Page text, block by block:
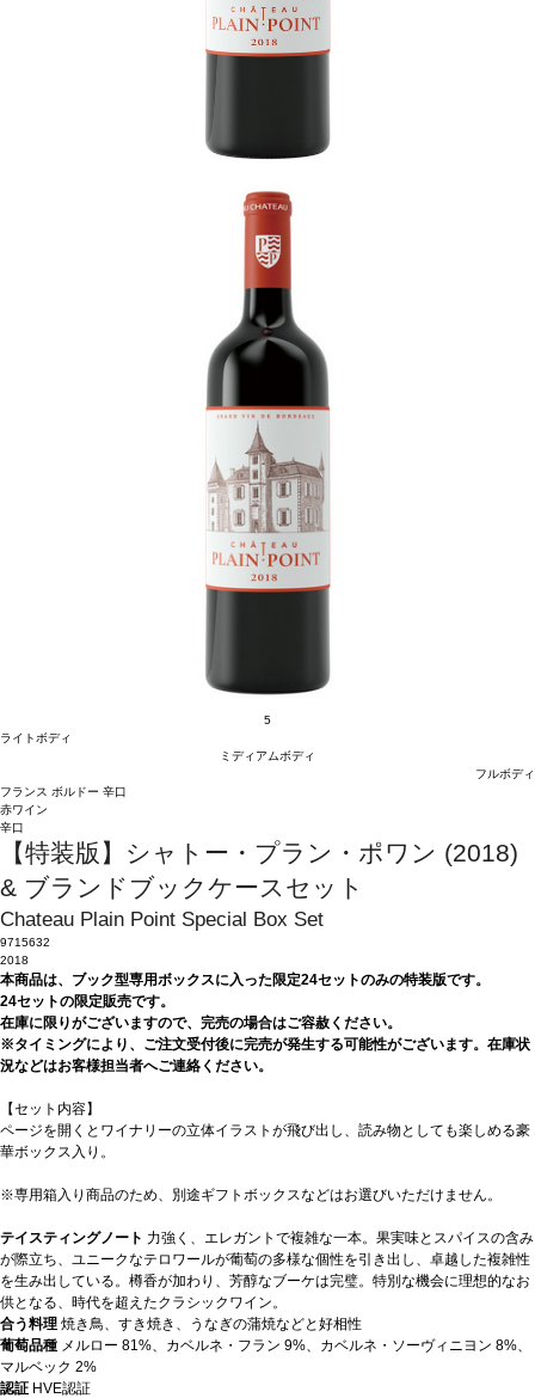
5
ライトボディ
ミディアムボディ
フルボディ
フランス ボルドー 辛口
赤ワイン
辛口
【特装版】シャトー・プラン・ポワン (2018)
& ブランドブックケースセット
Chateau Plain Point Special Box Set
9715632
2018
本商品は、ブック型専用ボックスに入った限定24セットのみの特装版です。
24セットの限定販売です。
在庫に限りがございますので、完売の場合はご容赦ください。
※タイミングにより、ご注文受付後に完売が発生する可能性がございます。在庫状
況などはお客様担当者へご連絡ください。
【セット内容】
ページを開くとワイナリーの立体イラストが飛び出し、読み物としても楽しめる豪
華ボックス入り。
※専用箱入り商品のため、別途ギフトボックスなどはお選びいただけません。
テイスティングノート 力強く、エレガントで複雑な一本。果実味とスパイスの含み
が際立ち、ユニークなテロワールが葡萄の多様な個性を引き出し、卓越した複雑性
を生み出している。樽香が加わり、芳醇なブーケは完璧。特別な機会に理想的なお
供となる、時代を超えたクラシックワイン。
合う料理 焼き鳥、すき焼き、うなぎの蒲焼などと好相性
葡萄品種 メルロー 81%、カベルネ・フラン 9%、カベルネ・ソーヴィニヨン 8%、
マルベック 2%
認証 HVE認証